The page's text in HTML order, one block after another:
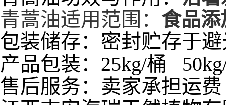
青蒿油适用范围： 食品
包装储存：密封贮存于
产品包装：25kg/桶
售后服务：卖家承担运